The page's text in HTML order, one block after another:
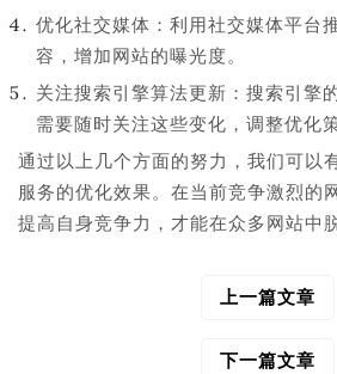
优化社交媒体：利用社交媒体平台
容，增加网站的曝光度。
关注搜索引擎算法更新：搜索引擎
需要随时关注这些变化，调整优化策
通过以上几个方面的努力，我们可以
服务的优化效果。在当前竞争激烈的
提高自身竞争力，才能在众多网站中
上一篇文章
下一篇文章